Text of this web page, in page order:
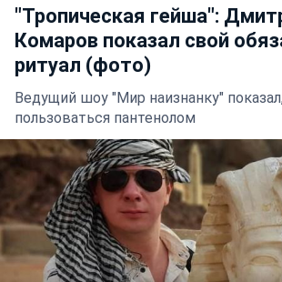
"Тропическая гейша":
Комаров показал свой
ритуал (фото)
Ведущий шоу "Мир наизнанку"
пользоваться пантенолом